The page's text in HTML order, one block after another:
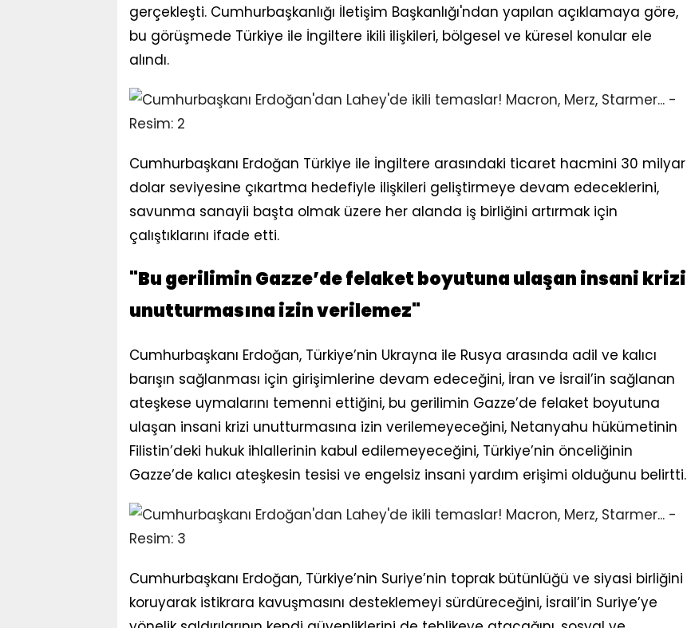
gerçekleşti. Cumhurbaşkanlığı İletişim Başkanlığı'ndan yapılan açıklamaya göre,
bu görüşmede Türkiye ile İngiltere ikili ilişkileri, bölgesel ve küresel konular ele
alındı.
Cumhurbaşkanı Erdoğan Türkiye ile İngiltere arasındaki ticaret hacmini 30 milyar
dolar seviyesine çıkartma hedefiyle ilişkileri geliştirmeye devam edeceklerini,
savunma sanayii başta olmak üzere her alanda iş birliğini artırmak için
çalıştıklarını ifade etti.
"Bu gerilimin Gazze’de felaket boyutuna ulaşan insani krizi
unutturmasına izin verilemez"
Cumhurbaşkanı Erdoğan, Türkiye’nin Ukrayna ile Rusya arasında adil ve kalıcı
barışın sağlanması için girişimlerine devam edeceğini, İran ve İsrail’in sağlanan
ateşkese uymalarını temenni ettiğini, bu gerilimin Gazze’de felaket boyutuna
ulaşan insani krizi unutturmasına izin verilemeyeceğini, Netanyahu hükümetinin
Filistin’deki hukuk ihlallerinin kabul edilemeyeceğini, Türkiye’nin önceliğinin
Gazze’de kalıcı ateşkesin tesisi ve engelsiz insani yardım erişimi olduğunu belirtti.
Cumhurbaşkanı Erdoğan, Türkiye’nin Suriye’nin toprak bütünlüğü ve siyasi birliğini
koruyarak istikrara kavuşmasını desteklemeyi sürdüreceğini, İsrail’in Suriye’ye